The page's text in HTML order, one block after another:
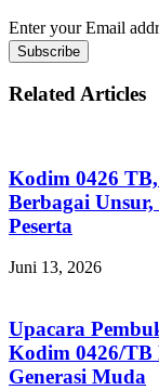
Enter your Email
Related Articles
Kodim 0426
Berbagai
Peserta
Juni 13, 2026
Upacara
Kodim 0426/
Generasi Muda